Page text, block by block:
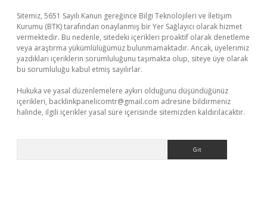
Sitemiz, 5651 Sayılı Kanun gereğince Bilgi Teknolojileri ve İletişim
Kurumu (BTK) tarafından onaylanmış bir Yer Sağlayıcı olarak hizmet
vermektedir. Bu nedenle, sitedeki içerikleri proaktif olarak denetleme
veya araştırma yükümlülüğümüz bulunmamaktadır. Ancak, üyelerimiz
yazdıkları içeriklerin sorumluluğunu taşımakta olup, siteye üye olarak
bu sorumluluğu kabul etmiş sayılırlar.
Hukuka ve yasal düzenlemelere aykırı olduğunu düşündüğünüz
içerikleri, backlinkpanelicomtr@gmail.com adresine bildirmeniz
halinde, ilgili içerikler yasal süre içerisinde sitemizden kaldırılacaktır.